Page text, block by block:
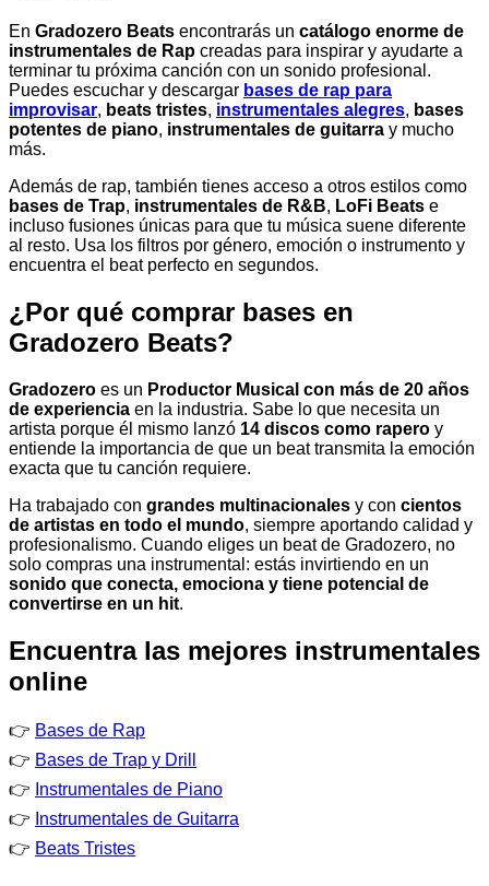
En Gradozero Beats encontrarás un catálogo enorme de
instrumentales de Rap creadas para inspirar y ayudarte a
terminar tu próxima canción con un sonido profesional.
Puedes escuchar y descargar bases de rap para
improvisar, beats tristes, instrumentales alegres, bases
potentes de piano, instrumentales de guitarra y mucho
más.
Además de rap, también tienes acceso a otros estilos como
bases de Trap, instrumentales de R&B, LoFi Beats e
incluso fusiones únicas para que tu música suene diferente
al resto. Usa los filtros por género, emoción o instrumento y
encuentra el beat perfecto en segundos.
¿Por qué comprar bases en
Gradozero Beats?
Gradozero es un Productor Musical con más de 20 años
de experiencia en la industria. Sabe lo que necesita un
artista porque él mismo lanzó 14 discos como rapero y
entiende la importancia de que un beat transmita la emoción
exacta que tu canción requiere.
Ha trabajado con grandes multinacionales y con cientos
de artistas en todo el mundo, siempre aportando calidad y
profesionalismo. Cuando eliges un beat de Gradozero, no
solo compras una instrumental: estás invirtiendo en un
sonido que conecta, emociona y tiene potencial de
convertirse en un hit.
Encuentra las mejores instrumentales
online
👉 Bases de Rap
👉 Bases de Trap y Drill
👉 Instrumentales de Piano
👉 Instrumentales de Guitarra
👉 Beats Tristes